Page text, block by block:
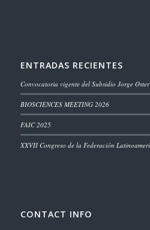
ENTRADAS RECIENTES
Convocatoria vigente del Subsidio Jorge Oster
BIOSCIENCES MEETING 2026
FAIC 2025
XXVII Congreso de la Federación
CONTACT INFO